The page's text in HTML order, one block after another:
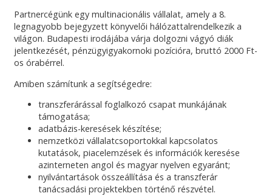
Partnercégünk egy multinacionális vállalat, amely a 8.
legnagyobb bejegyzett könyvelői hálózattalrendelkezik a
világon. Budapesti irodájába várja dolgozni vágyó diák
jelentkezését, pénzügyigyakornoki pozícióra, bruttó 2000 Ft-
os órabérrel.
Amiben számítunk a segítségedre:
transzferárással foglalkozó csapat munkájának
támogatása;
adatbázis-keresések készítése;
nemzetközi vállalatcsoportokkal kapcsolatos
kutatások, piacelemzések és információk keresése
azinterneten angol és magyar nyelven egyaránt;
nyilvántartások összeállítása és a transzferár
tanácsadási projektekben történő részvétel.